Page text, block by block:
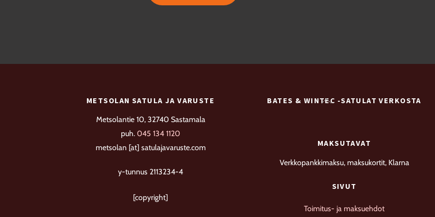
useampi
valinnat
sivulla.
Back
METSOLAN SATULA JA VARUSTE
Metsolantie 10, 32740 Sastamala
puh. 045 134 1120
metsolan [at] satulajavaruste.com
y-tunnus 2113234-4
[copyright]
BATES & WINTEC -SATULAT VERKOSTA
MAKSUTAVAT
Verkkopankkimaksu, maksukortit, Klarna
SIVUT
Toimitus- ja maksuehdot